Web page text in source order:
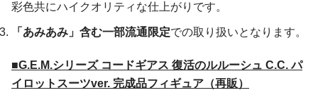
彩色共にハイクオリティな仕上がりです。
「あみあみ」含む一部流通限定での取り扱いとなります。
■G.E.M.シリーズ コードギアス 復活のルルーシュ C.C. パ
イロットスーツver. 完成品フィギュア（再販）